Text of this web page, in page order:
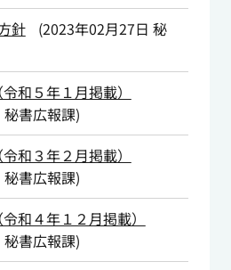
針
(2023年02月27日 秘
和５年１月掲載）
秘書広報課)
和３年２月掲載）
秘書広報課)
和４年１２月掲載）
秘書広報課)